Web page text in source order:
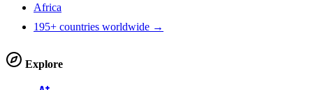
Africa
195+ countries worldwide →
Explore